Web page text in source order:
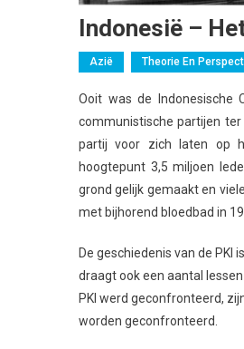
Indonesië –
Azië Theorie En
Ooit was de Indonesische
communistische partijen ter
partij voor zich laten op
hoogtepunt 3,5 miljoen
grond gelijk gemaakt en
met bijhorend bloedbad in
De geschiedenis van de PKI
draagt ook een aantal
PKI werd geconfronteerd,
worden geconfronteerd.